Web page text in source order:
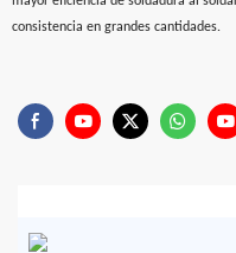
consistencia en grandes cantidades.